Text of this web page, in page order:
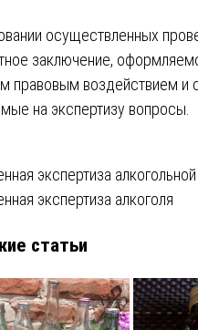
осуществленных
заключение,
правовым воздействием и
на экспертизу вопросы.
экспертиза
экспертиза алкоголя
статьи